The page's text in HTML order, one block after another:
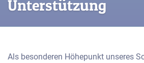
Unterstützung
Als besonderen Höhepunkt unseres